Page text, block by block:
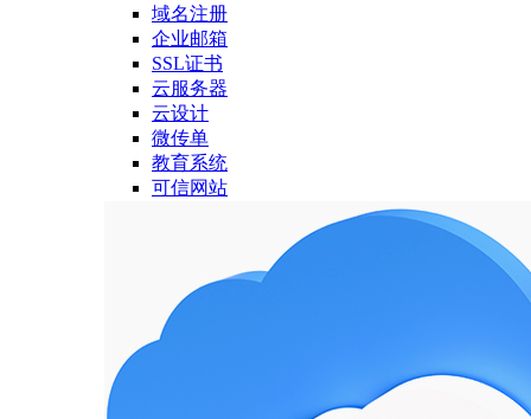
域名注册
企业邮箱
SSL证书
云服务器
云设计
微传单
教育系统
可信网站